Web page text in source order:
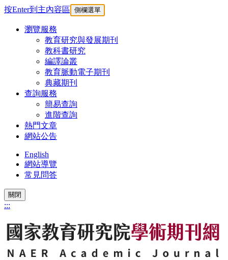
按Enter到主內容區 側欄選單
瀏覽服務
教育研究與發展期刊
教科書研究
編譯論叢
教育脈動電子期刊
典藏期刊
查詢服務
簡易查詢
進階查詢
熱門文章
網站公告
English
網站導覽
常見問答
關閉
:::